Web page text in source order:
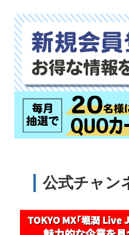
公式チャン